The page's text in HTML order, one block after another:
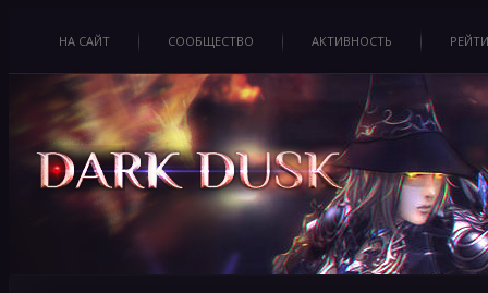
НА САЙТ СООБЩЕСТВО АКТИВНОСТЬ